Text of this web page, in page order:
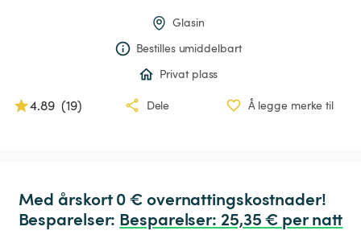
Glasin
Bestilles umiddelbart
Privat plass
4.89 (19) Dele Å legge merke til
Med årskort 0 € overnattingskostnader!
Besparelser: Besparelser: 25,35 € per natt